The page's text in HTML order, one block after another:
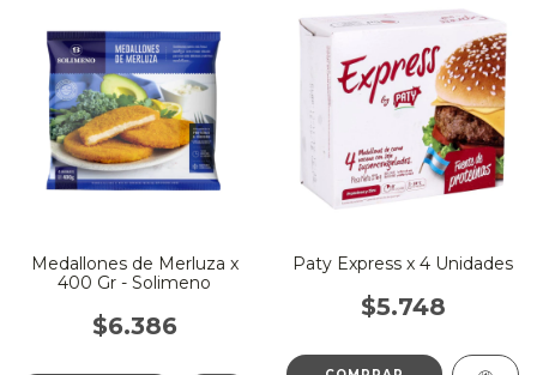
Medallones de Merluza x
400 Gr - Solimeno
$6.386
Paty Express x 4 Unidades
$5.748